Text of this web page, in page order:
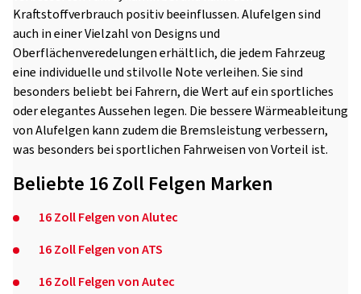
Kraftstoffverbrauch positiv beeinflussen. Alufelgen sind
auch in einer Vielzahl von Designs und
Oberflächenveredelungen erhältlich, die jedem Fahrzeug
eine individuelle und stilvolle Note verleihen. Sie sind
besonders beliebt bei Fahrern, die Wert auf ein sportliches
oder elegantes Aussehen legen. Die bessere Wärmeableitung
von Alufelgen kann zudem die Bremsleistung verbessern,
was besonders bei sportlichen Fahrweisen von Vorteil ist.
Beliebte 16 Zoll Felgen Marken
16 Zoll Felgen von Alutec
16 Zoll Felgen von ATS
16 Zoll Felgen von Autec